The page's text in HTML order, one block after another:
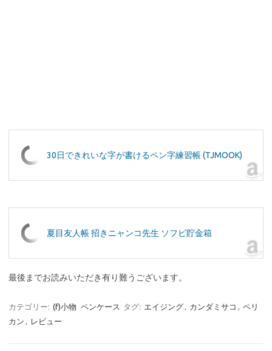
30日できれいな字が書けるペン字練習帳 (TJMOOK)
夏目友人帳 招きニャンコ先生 ソフビ貯金箱
最後までお読みいただき有り難うございます。
カテゴリー: (f)小物 ペンケース タグ: エイジング カンダミサコ
ペリ
カン
レビュー